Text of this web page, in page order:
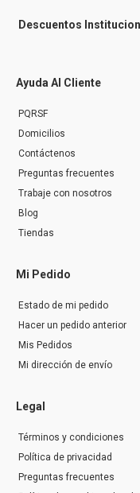
Descuentos
Ayuda Al Cliente
PQRSF
Domicilios
Contáctenos
Preguntas frecuentes
Trabaje con nosotros
Blog
Tiendas
Mi Pedido
Estado de mi pedido
Hacer un pedido anterior
Mis Pedidos
Mi dirección de envío
Legal
Términos y condiciones
Política de privacidad
Preguntas frecuentes